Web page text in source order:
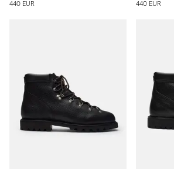
440 EUR
440 EUR